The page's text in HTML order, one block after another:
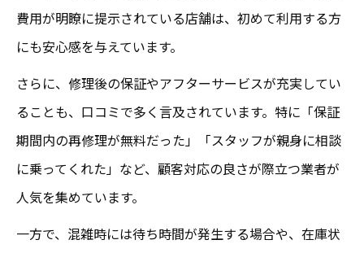
費用が明瞭に提示されている店舗は、初めて利用する方
にも安心感を与えています。
さらに、修理後の保証やアフターサービスが充実してい
ることも、口コミで多く言及されています。特に「保証
期間内の再修理が無料だった」「スタッフが親身に相談
に乗ってくれた」など、顧客対応の良さが際立つ業者が
人気を集めています。
一方で、混雑時には待ち時間が発生する場合や、在庫状